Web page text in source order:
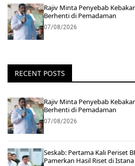
Rajiv Minta Penyebab
Berhenti di Pemadaman
07/08/2026
RECENT POSTS
Rajiv Minta Penyebab
Berhenti di Pemadaman
07/08/2026
Seskab: Pertama Kali Periset
Pamerkan Hasil Riset di Istana